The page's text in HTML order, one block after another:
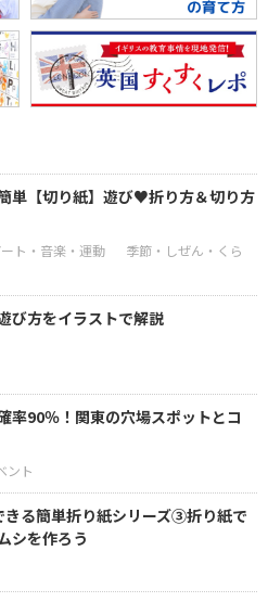
単【切り紙】遊び♥折り方＆切り方
び方をイラストで解説
率90％！関東の穴場スポットとコ
きる簡単折り紙シリーズ③折り紙で
シを作ろう